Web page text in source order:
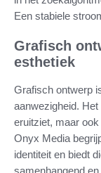
Een stabiele
Grafisch
esthetiek
Grafisch ontwerp
aanwezigheid.
eruitziet, maar
Onyx Media
identiteit en biedt
samenhangend